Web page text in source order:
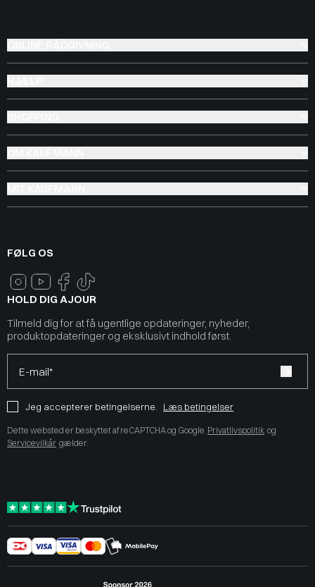
FØLG OS
HOLD DIG AJOUR
Tilmeld dig for at få ugentlige opdateringer, nyheder,
produktopdateringer og eksklusivt indhold først.
E-mail*
Jeg accepterer betingelserne. Læs betingelser
Dette websted er beskyttet af reCAPTCHA og Google Privatlivspolitik og
Servicevilkår gælder.